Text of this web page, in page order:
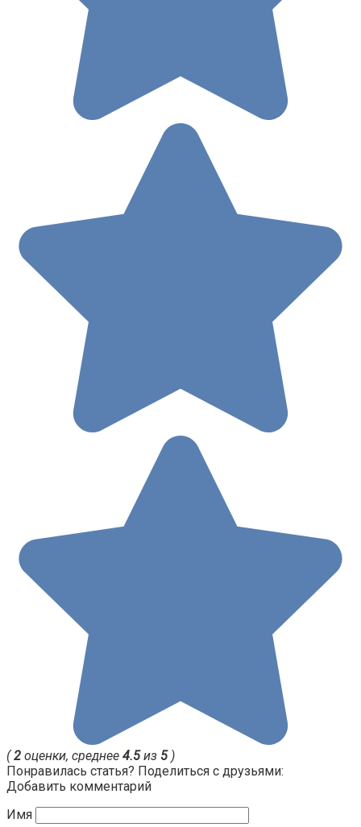
(2 оценки, среднее 4.5из 5)
Понравилась статья? Поделиться с друзьями:
Добавить комментарий
Имя